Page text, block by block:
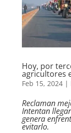
Hoy, por
agricultores
Feb 15, 2024|
Reclaman
Intentan
genera
evitarlo.